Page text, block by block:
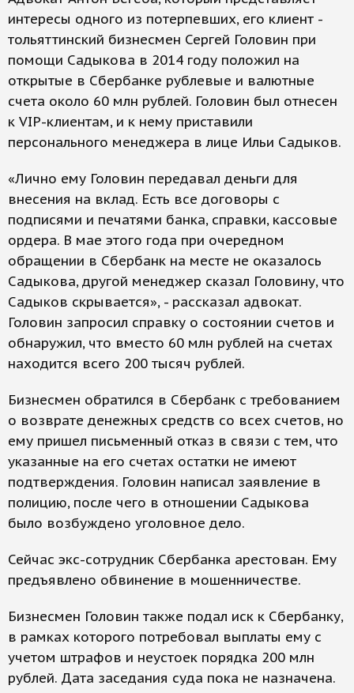
интересы одного из потерпевших, его клиент -
тольяттинский бизнесмен Сергей Головин при
помощи Садыкова в 2014 году положил на
открытые в Сбербанке рублевые и валютные
счета около 60 млн рублей. Головин был отнесен
к VIP-клиентам, и к нему приставили
персонального менеджера в лице Ильи Садыков.
«Лично ему Головин передавал деньги для
внесения на вклад. Есть все договоры с
подписями и печатями банка, справки, кассовые
ордера. В мае этого года при очередном
обращении в Сбербанк на месте не оказалось
Садыкова, другой менеджер сказал Головину, что
Садыков скрывается», - рассказал адвокат.
Головин запросил справку о состоянии счетов и
обнаружил, что вместо 60 млн рублей на счетах
находится всего 200 тысяч рублей.
Бизнесмен обратился в Сбербанк с требованием
о возврате денежных средств со всех счетов, но
ему пришел письменный отказ в связи с тем, что
указанные на его счетах остатки не имеют
подтверждения. Головин написал заявление в
полицию, после чего в отношении Садыкова
было возбуждено уголовное дело.
Сейчас экс-сотрудник Сбербанка арестован. Ему
предъявлено обвинение в мошенничестве.
Бизнесмен Головин также подал иск к Сбербанку,
в рамках которого потребовал выплаты ему с
учетом штрафов и неустоек порядка 200 млн
рублей. Дата заседания суда пока не назначена.